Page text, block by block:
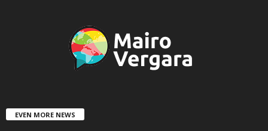
EVEN MORE NEWS